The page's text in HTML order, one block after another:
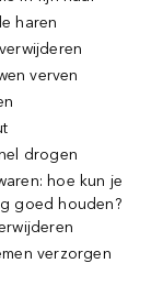
haren
verven
drogen
hoe kun je
goed houden?
verzorgen